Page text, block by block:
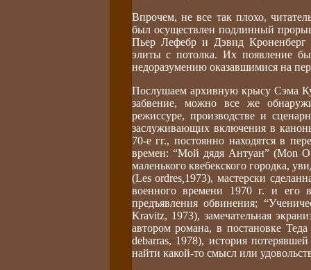
Впрочем, не все так плохо,
был осуществлен подлинный
Пьер Лефебр и Дэвид Кроненберг
элиты с потолка. Их появление
недоразумению оказавшимися на
Послушаем архивную крысу Сэма
забвение, можно все же
режиссуре, производстве и
заслуживающих включения в
70-е гг., постоянно находятся в
времен: “Мой дядя Антуан” (Mon
маленького квебекского городка,
(Les ordres 1973), мастерски
военного времени 1970 г. и его
предъявления обвинения;
Kravitz, 1973), замечательная
автором романа, в постановке
debarras, 1978), история
найти какой-то смысл или